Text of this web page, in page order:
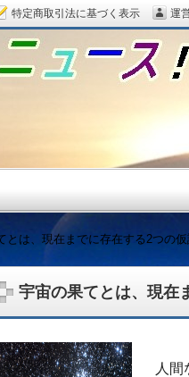
宇宙の果てとは、現在
人間
とは、現在までに存在する2つの
題をピッ
特定商取引法に基づく表示 運